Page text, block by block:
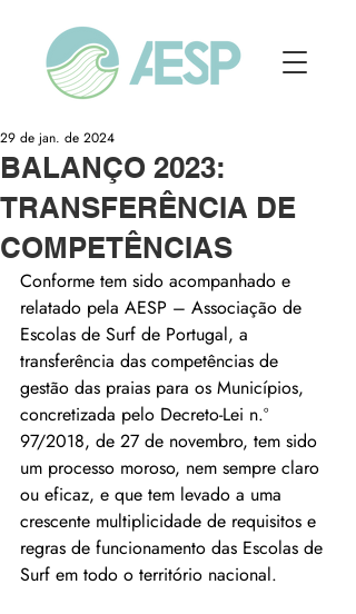
BALANÇO 2023:
TRANSFERÊNCIA DE
COMPETÊNCIAS
29 de jan. de 2024
Conforme tem sido acompanhado e
relatado pela AESP – Associação de
Escolas de Surf de Portugal, a
transferência das competências de
gestão das praias para os Municípios,
concretizada pelo Decreto-Lei n.º
97/2018, de 27 de novembro, tem sido
um processo moroso, nem sempre claro
ou eficaz, e que tem levado a uma
crescente multiplicidade de requisitos e
regras de funcionamento das Escolas de
Surf em todo o território nacional.